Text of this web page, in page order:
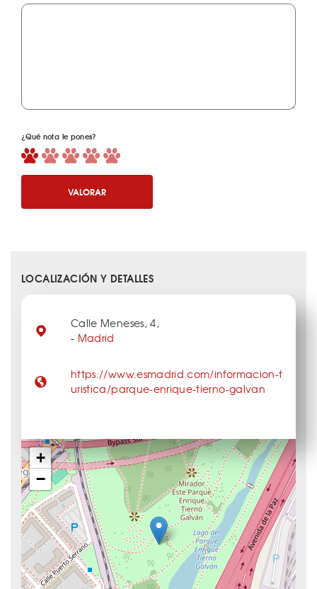
¿Qué nota le pones?
VALORAR
LOCALIZACIÓN Y DETALLES
+
−
Calle Meneses, 4,
- Madrid
https://www.esmadrid.com/informacion-t
uristica/parque-enrique-tierno-galvan